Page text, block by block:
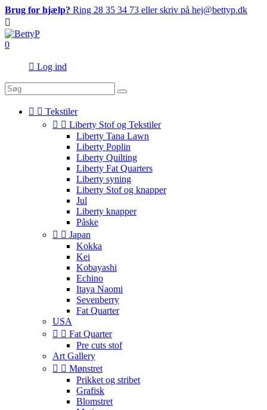
Brug for hjælp? Ring 28 35 34 73 eller skriv på hej@bettyp.dk

0
 Log ind
  Tekstiler
  Liberty Stof og Tekstiler
Liberty Tana Lawn
Liberty Poplin
Liberty Quilting
Liberty Fat Quarters
Liberty syning
Liberty Stof og knapper
Jul
Liberty knapper
Påske
  Japan
Kokka
Kei
Kobayashi
Echino
Itaya Naomi
Sevenberry
Fat Quarter
USA
  Fat Quarter
Pre cuts stof
Art Gallery
  Mønstret
Prikket og stribet
Grafisk
Blomstret